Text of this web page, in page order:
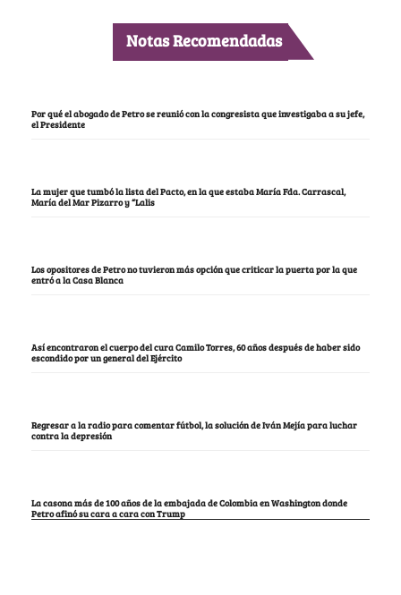
Notas Recomendadas
Por qué el abogado de Petro se reunió con la congresista que investigaba a su jefe,
el Presidente
La mujer que tumbó la lista del Pacto, en la que estaba María Fda. Carrascal,
María del Mar Pizarro y “Lalis
Los opositores de Petro no tuvieron más opción que criticar la puerta por la que
entró a la Casa Blanca
Así encontraron el cuerpo del cura Camilo Torres, 60 años después de haber sido
escondido por un general del Ejército
Regresar a la radio para comentar fútbol, la solución de Iván Mejía para luchar
contra la depresión
La casona más de 100 años de la embajada de Colombia en Washington donde
Petro afinó su cara a cara con Trump